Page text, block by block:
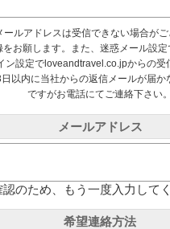
ルアドレスは受信できない場合が
をお願します。また、迷惑メール設
ン設定でloveandtravel.co.jpからの受
以内に当社からの返信メールが届か
ですがお電話にてご連絡下さい。
メールアドレス
認のため、もう一度入力して
希望連絡方法